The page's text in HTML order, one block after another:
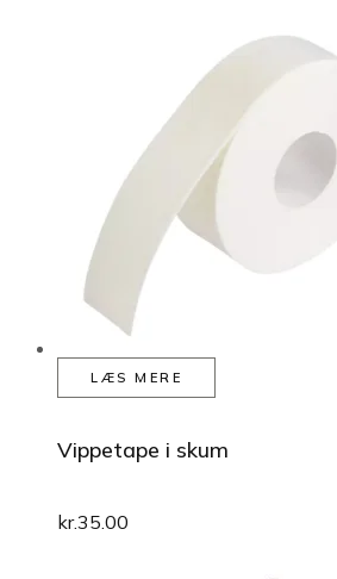
LÆS MERE
Vippetape i skum
kr.35.00